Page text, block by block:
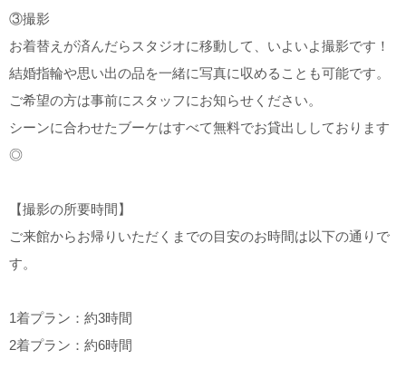
③撮影
お着替えが済んだらスタジオに移動して、いよいよ撮影です！
結婚指輪や思い出の品を一緒に写真に収めることも可能です。
ご希望の方は事前にスタッフにお知らせください。
シーンに合わせたブーケはすべて無料でお貸出ししております
◎
【撮影の所要時間】
ご来館からお帰りいただくまでの目安のお時間は以下の通りで
す。
1着プラン：約3時間
2着プラン：約6時間